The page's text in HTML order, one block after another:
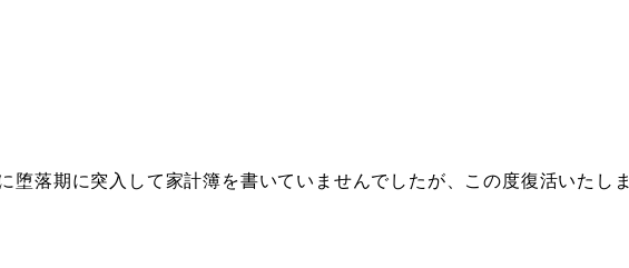
堕落期に突入して家計簿を書いていませんでしたが、この度復活いたしま